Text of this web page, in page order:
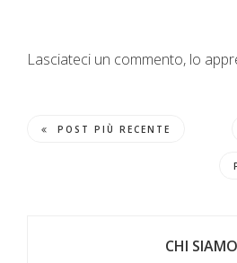
Lasciateci un commento, lo
POST PIÙ RECENTE
CHI SIAMO